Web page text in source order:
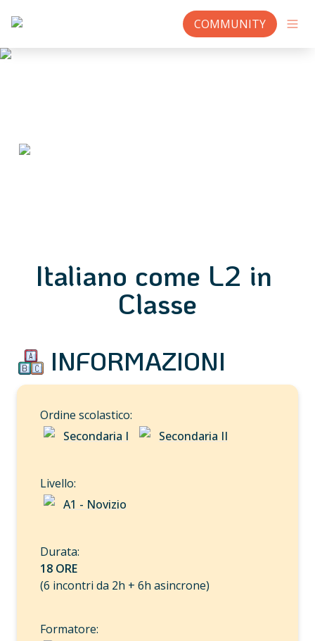
COMMUNITY
Italiano come L2 in
Classe
INFORMAZIONI
Secondaria I
Secondaria II
A1 - Novizio
18 ORE
(6 incontri da 2h + 6h asincrone)